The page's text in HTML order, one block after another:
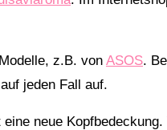
z.B. von ASOS.
jeden Fall auf.
neue